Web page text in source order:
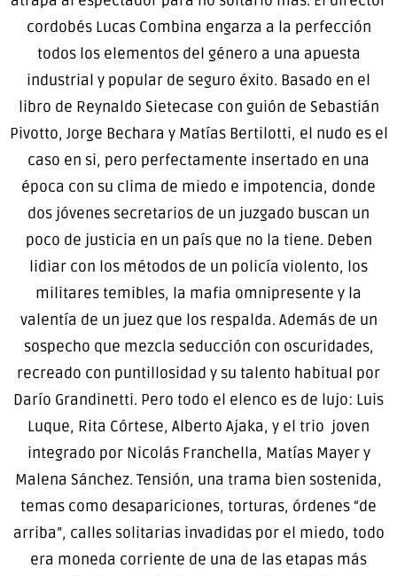
cordobés Lucas Combina engarza a la perfección
todos los elementos del género a una apuesta
industrial y popular de seguro éxito. Basado en el
libro de Reynaldo Sietecase con guión de Sebastián
Pivotto, Jorge Bechara y Matías Bertilotti, el nudo es el
caso en si, pero perfectamente insertado en una
época con su clima de miedo e impotencia, donde
dos jóvenes secretarios de un juzgado buscan un
poco de justicia en un país que no la tiene. Deben
lidiar con los métodos de un policía violento, los
militares temibles, la mafia omnipresente y la
valentía de un juez que los respalda. Además de un
sospecho que mezcla seducción con oscuridades,
recreado con puntillosidad y su talento habitual por
Darío Grandinetti. Pero todo el elenco es de lujo: Luis
Luque, Rita Córtese, Alberto Ajaka, y el trio joven
integrado por Nicolás Franchella, Matías Mayer y
Malena Sánchez. Tensión, una trama bien sostenida,
temas como desapariciones, torturas, órdenes “de
arriba”, calles solitarias invadidas por el miedo, todo
era moneda corriente de una de las etapas más